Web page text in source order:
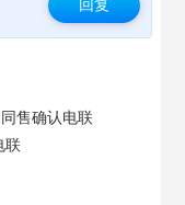
回复
同售确认电联
联